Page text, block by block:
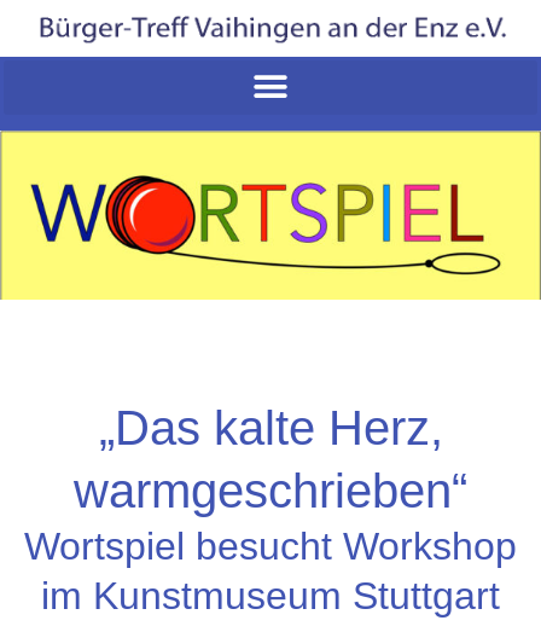
„Das kalte Herz,
warmgeschrieben“
Wortspiel besucht Workshop
im Kunstmuseum Stuttgart